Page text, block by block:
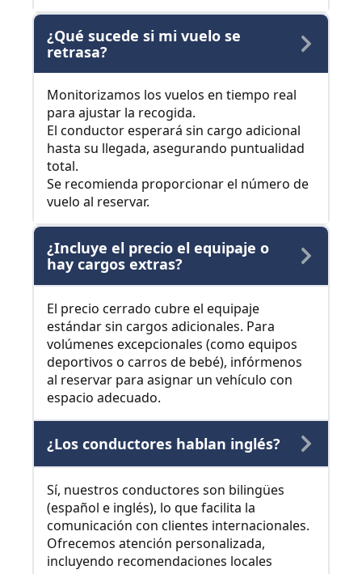
¿Qué sucede si mi vuelo se
retrasa?
Monitorizamos los vuelos en tiempo real
para ajustar la recogida.
El conductor esperará sin cargo adicional
hasta su llegada, asegurando puntualidad
total.
Se recomienda proporcionar el número de
vuelo al reservar.
¿Incluye el precio el equipaje o
hay cargos extras?
El precio cerrado cubre el equipaje
estándar sin cargos adicionales. Para
volúmenes excepcionales (como equipos
deportivos o carros de bebé), infórmenos
al reservar para asignar un vehículo con
espacio adecuado.
¿Los conductores hablan inglés?
Sí, nuestros conductores son bilingües
(español e inglés), lo que facilita la
comunicación con clientes internacionales.
Ofrecemos atención personalizada,
incluyendo recomendaciones locales